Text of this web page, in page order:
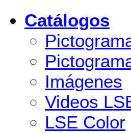
Catálogos
Imágenes
Videos
LSE Color